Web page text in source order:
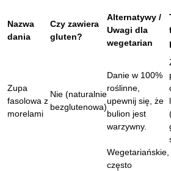
Nazwa
dania
Czy zawiera
gluten?
Alternatywy /
Uwagi dla
wegetarian
Zupa
fasolowa z
morelami
Nie (naturalnie
bezglutenowa)
Danie w 100%
roślinne,
upewnij się, że
bulion jest
warzywny.
Wegetariańskie,
często